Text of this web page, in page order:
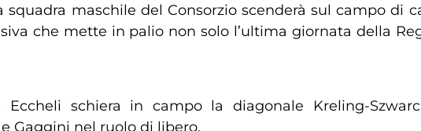
maschile del Consorzio scenderà sul campo di
che mette in palio non solo l’ultima giornata della
schiera in campo la diagonale Kreling-
Gaggini nel ruolo di libero.